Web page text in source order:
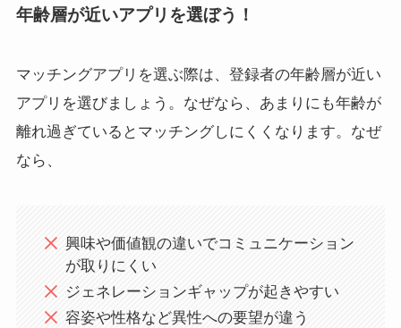
年齢層が近いアプリを選ぼう！
マッチングアプリを選ぶ際は、登録者の年齢層が近い
アプリを選びましょう。なぜなら、あまりにも年齢が
離れ過ぎているとマッチングしにくくなります。なぜ
なら、
興味や価値観の違いでコミュニケーション
が取りにくい
ジェネレーションギャップが起きやすい
容姿や性格など異性への要望が違う